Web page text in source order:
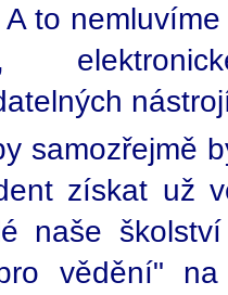
A to
samozřejmě
získat už
naše
vědění"